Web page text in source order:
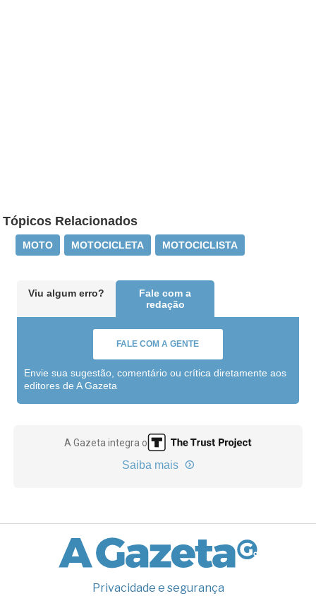
Tópicos Relacionados
MOTO MOTOCICLETA MOTOCICLISTA
Viu algum erro?
Fale com a
redação
FALE COM A GENTE
Envie sua sugestão, comentário ou crítica diretamente aos
editores de A Gazeta
A Gazeta integra o
Saiba mais
Privacidade e segurança